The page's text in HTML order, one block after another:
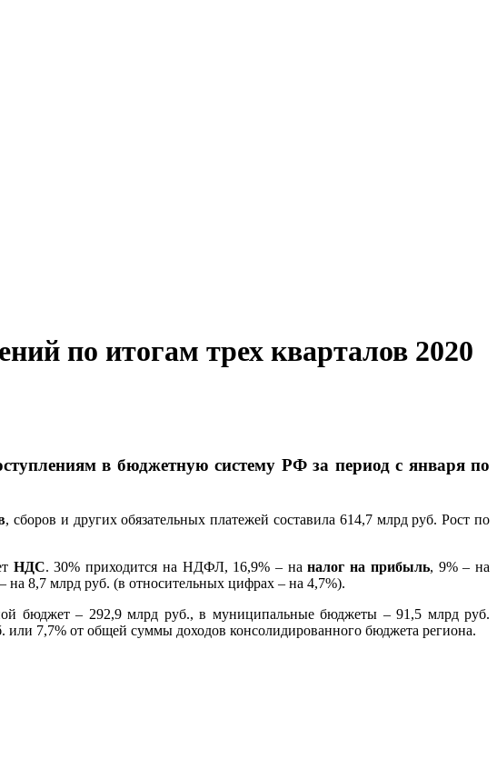
по итогам трех кварталов 2020
в бюджетную систему РФ за период с января по
, сборов и других обязательных платежей составила 614,7 млрд руб. Рост по
НДС. 30% приходится на НДФЛ, 16,9% – наналог на прибыль, 9% – на
8,7 млрд руб. (в относительных цифрах – на 4,7%).
бюджет – 292,9 млрд руб., в муниципальные бюджеты – 91,5 млрд руб.
или 7,7% от общей суммы доходов консолидированного бюджета региона.